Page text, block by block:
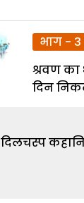
भाग - 3
श्रवण
दिन
दिलचस्प